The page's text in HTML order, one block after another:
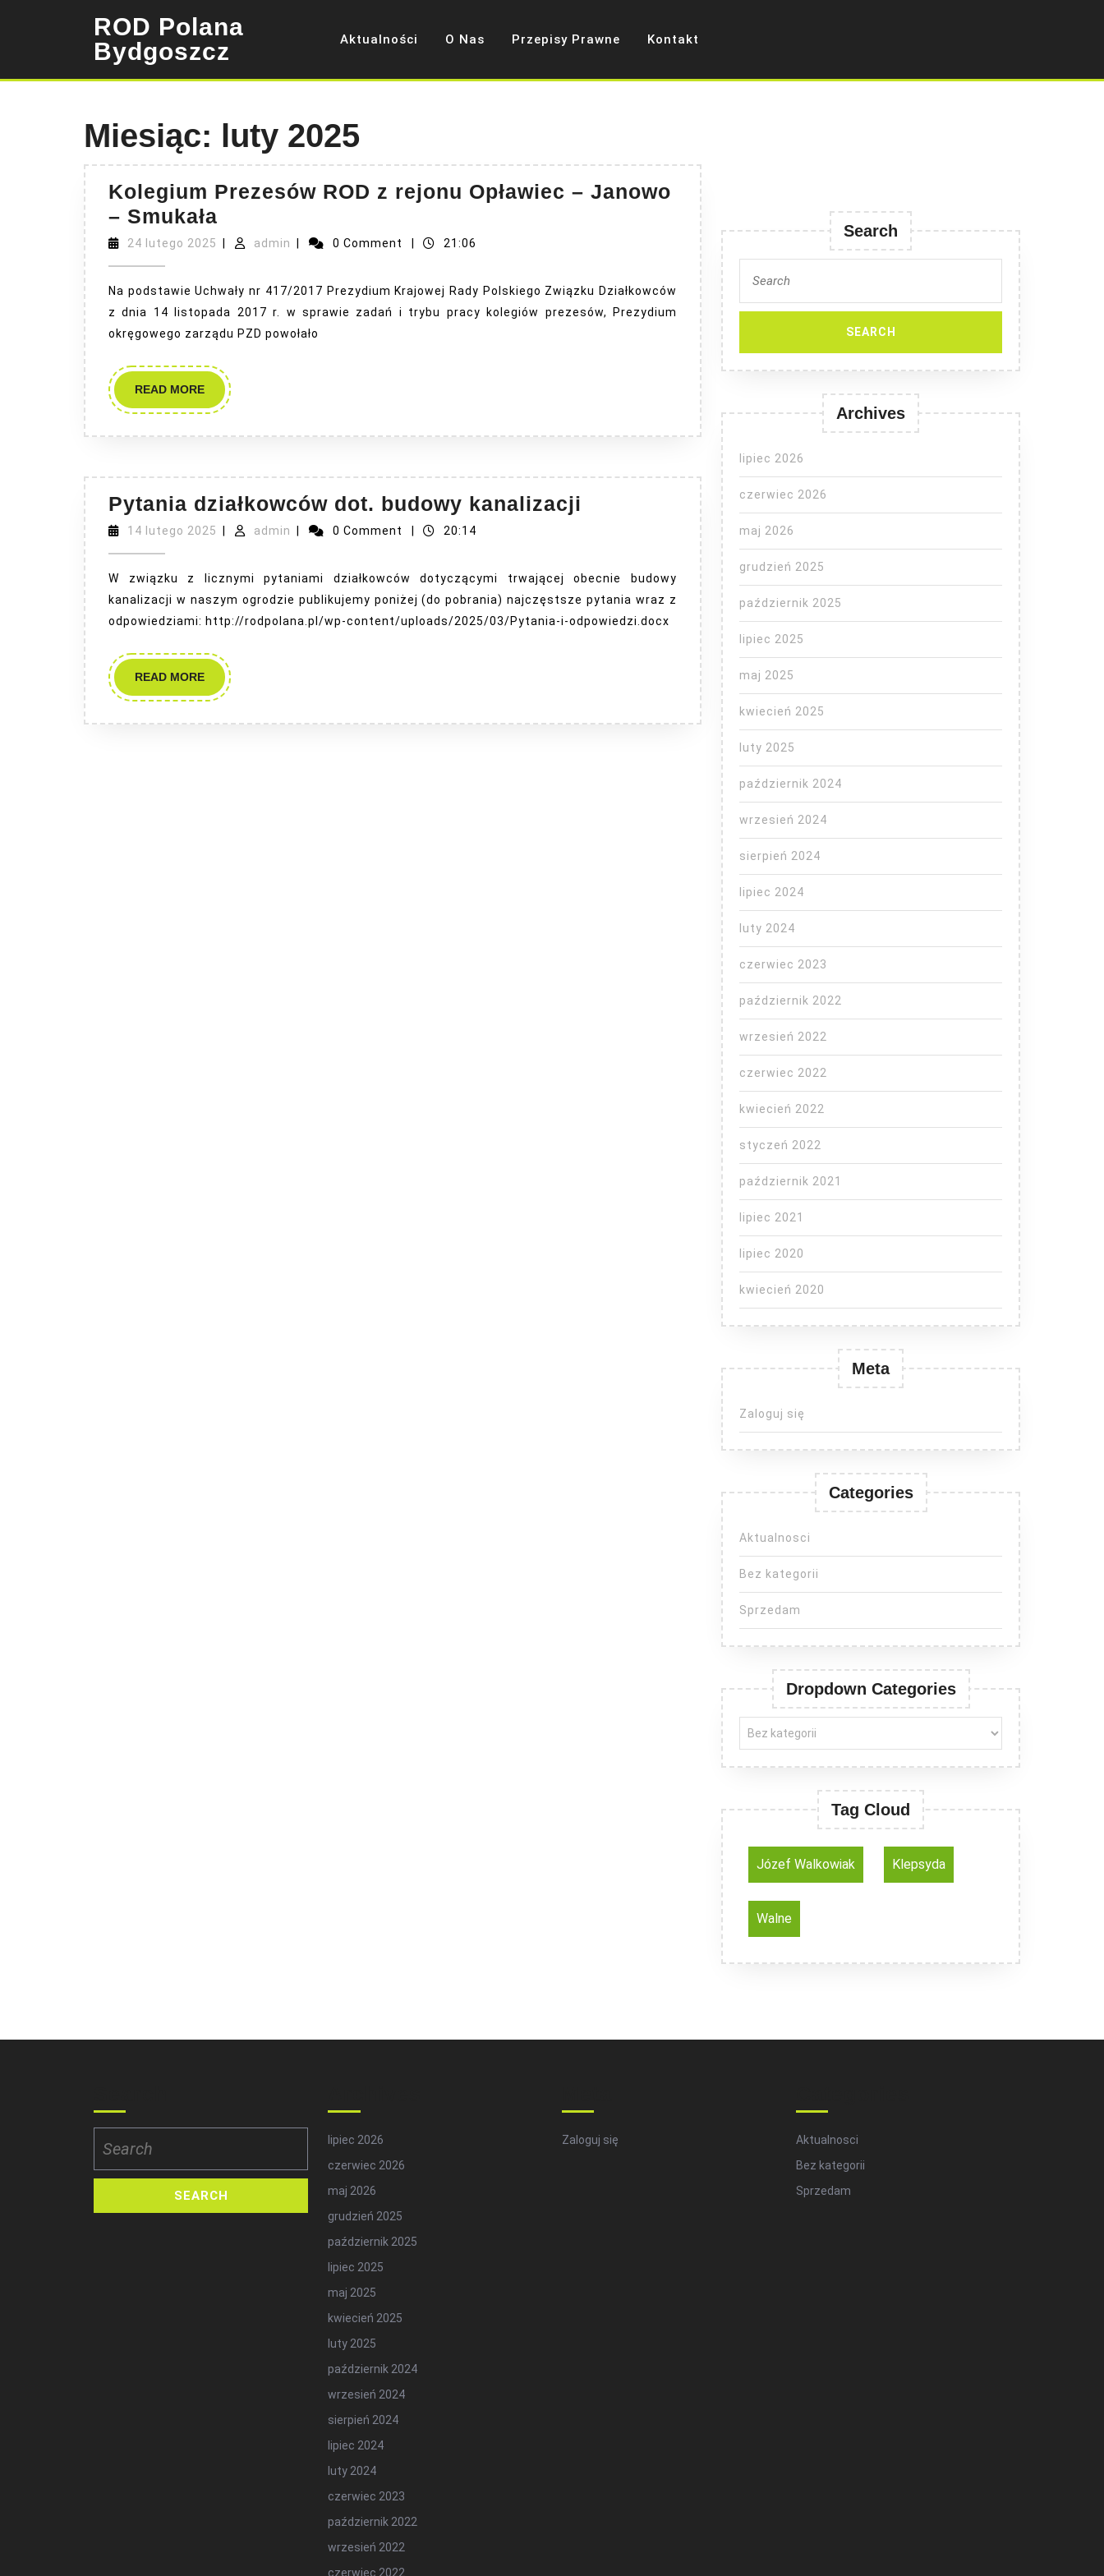
ROD Polana
Bydgoszcz
Aktualności O Nas Przepisy Prawne Kontakt
Miesiąc: luty 2025
Kolegium Prezesów ROD z rejonu Opławiec – Janowo
– Smukała
Prezesów
z
rejonu
Opławiec
–
Janowo
–
Smukała
24 lutego 2025 24
admin admin 0 Comment 21:06
Na podstawie Uchwały nr 417/2017 Prezydium Krajowej Rady Polskiego Związku Działkowców
z dnia 14 listopada 2017 r. w sprawie zadań i trybu pracy kolegiów prezesów, Prezydium
okręgowego zarządu PZD powołało
READ MOREREAD
MORE
Pytania działkowców dot. budowy kanalizacji
działkowców
budowy
kanalizacji
14 lutego 2025 14
admin admin 0 Comment 20:14
W związku z licznymi pytaniami działkowców dotyczącymi trwającej obecnie budowy
kanalizacji w naszym ogrodzie publikujemy poniżej (do pobrania) najczęstsze pytania wraz z
odpowiedziami: http://rodpolana.pl/wp-content/uploads/2025/03/Pytania-i-odpowiedzi.docx
READ MOREREAD
MORE
Search
for:
Archives
lipiec 2026
czerwiec 2026
maj 2026
grudzień 2025
październik 2025
lipiec 2025
maj 2025
kwiecień 2025
luty 2025
październik 2024
wrzesień 2024
sierpień 2024
lipiec 2024
luty 2024
czerwiec 2023
październik 2022
wrzesień 2022
czerwiec 2022
kwiecień 2022
styczeń 2022
październik 2021
lipiec 2021
lipiec 2020
kwiecień 2020
Meta
Zaloguj się
Categories
Aktualnosci
Bez kategorii
Sprzedam
Dropdown Categories
Tag Cloud
Józef Walkowiak Klepsyda
Walne
for:
lipiec 2026
czerwiec 2026
maj 2026
grudzień 2025
październik 2025
lipiec 2025
maj 2025
kwiecień 2025
luty 2025
październik 2024
wrzesień 2024
sierpień 2024
lipiec 2024
luty 2024
czerwiec 2023
październik 2022
wrzesień 2022
czerwiec 2022
Zaloguj się
Aktualnosci
Bez kategorii
Sprzedam